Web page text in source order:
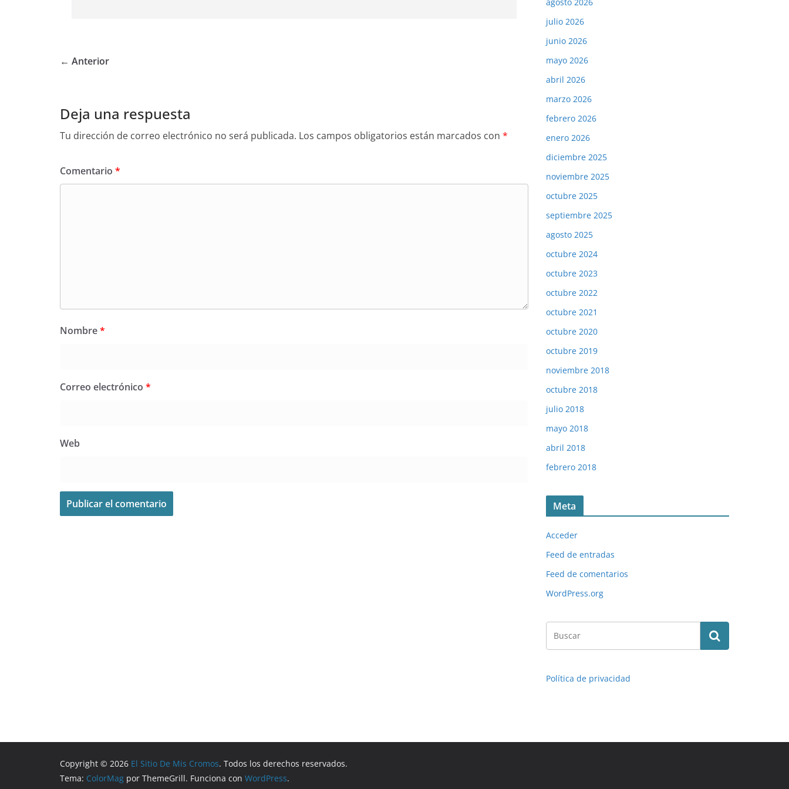
← Anterior
Deja una respuesta
Tu dirección de correo electrónico no será publicada. Los campos obligatorios están marcados con *
Comentario *
Nombre*
Correo electrónico *
Web
agosto 2026
julio 2026
junio 2026
mayo 2026
abril 2026
marzo 2026
febrero 2026
enero 2026
diciembre 2025
noviembre 2025
octubre 2025
septiembre 2025
agosto 2025
octubre 2024
octubre 2023
octubre 2022
octubre 2021
octubre 2020
octubre 2019
noviembre 2018
octubre 2018
julio 2018
mayo 2018
abril 2018
febrero 2018
Meta
Acceder
Feed de entradas
Feed de comentarios
WordPress.org
Política de privacidad
Copyright © 2026 El Sitio De Mis Cromos. Todos los derechos reservados.
Tema: ColorMag por ThemeGrill. Funciona con WordPress.